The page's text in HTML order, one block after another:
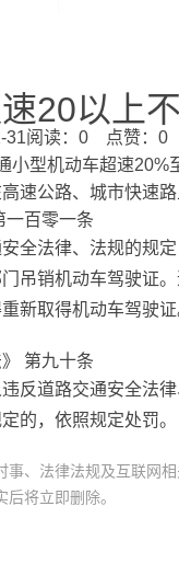
20以上
31阅读：0 点赞：0
小型机动车超速
速公路、城市快速
一百零一条
全法律、法规的规
吊销机动车驾驶证
新取得机动车驾驶证
第九十条
反道路交通安全法
的，依照规定处罚。
事、法律法规及互联网
后将立即删除。